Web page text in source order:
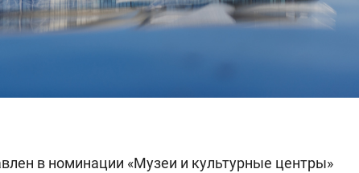
в номинации «Музеи и культурные центры»